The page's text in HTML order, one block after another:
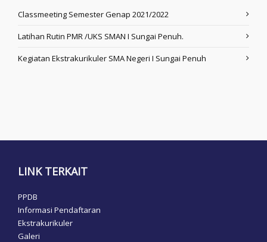
Classmeeting Semester Genap 2021/2022
Latihan Rutin PMR /UKS SMAN I Sungai Penuh.
Kegiatan Ekstrakurikuler SMA Negeri I Sungai Penuh
LINK TERKAIT
PPDB
Informasi Pendaftaran
Ekstrakurikuler
Galeri